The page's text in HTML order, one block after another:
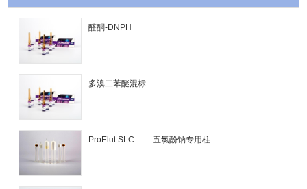
醛酮-DNPH
多溴二苯醚混标
ProElut SLC ——五氯酚钠专用柱